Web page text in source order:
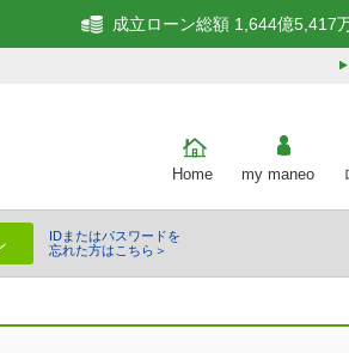
成立ローン総額 1,644億5,417
Home my maneo
IDまたはパスワードを
忘れた方はこちら＞